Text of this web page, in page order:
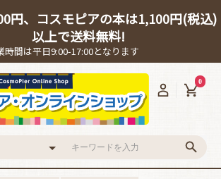
円、コスモピアの本は1,100円(税込)
以上で送料無料!
時間は平日9:00-17:00となります
0